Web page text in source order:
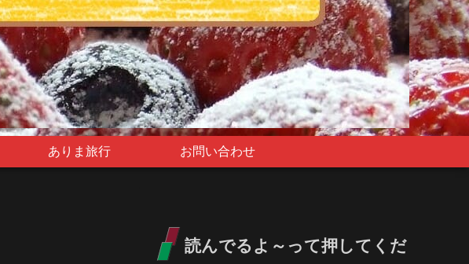
ありま旅行 お問い合わせ
読んでるよ～って押してくだ